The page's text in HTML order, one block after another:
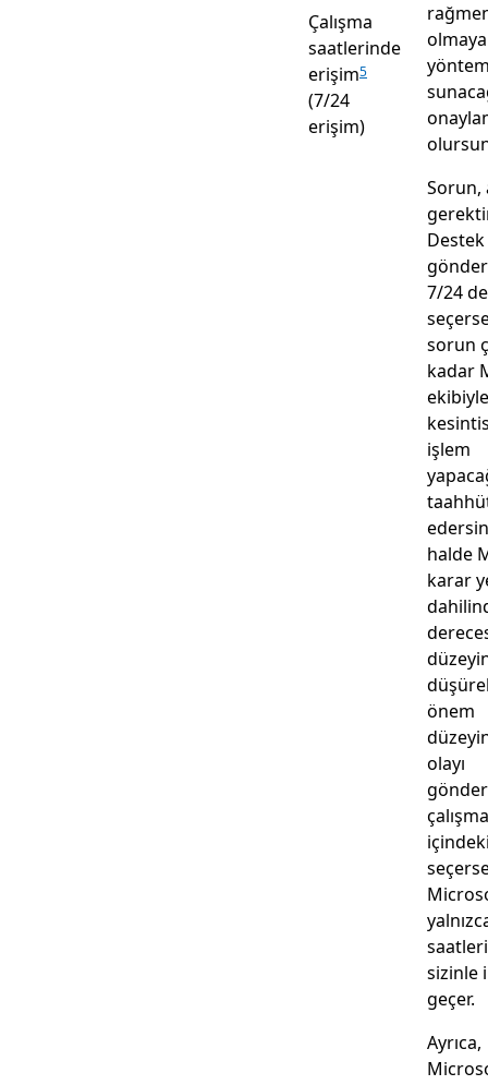
Çalışma
saatlerinde
erişim5
(7/24
erişim)
Sorun,
7/24
sorun
kadar
işlem
halde
karar
önem
olayı
sizinle
geçer.
Ayrıca,